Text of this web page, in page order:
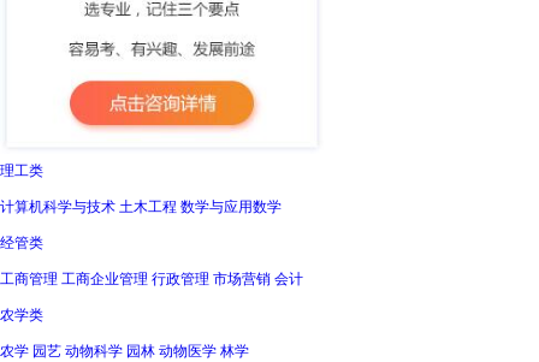
理工类
计算机科学与技术 土木工程 数学与应用数学
经管类
工商管理 工商企业管理 行政管理 市场营销 会计
农学类
农学 园艺 动物科学 园林 动物医学 林学